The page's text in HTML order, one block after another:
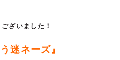
ざいました！
迷ネーズ』